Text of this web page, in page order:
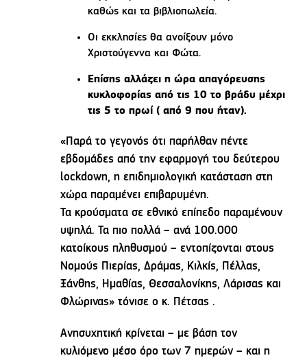
καθώς και τα βιβλιοπωλεία.
Οι εκκλησίες θα ανοίξουν μόνο
Χριστούγεννα και Φώτα.
Επίσης αλλάζει η ώρα απαγόρευσης
κυκλοφορίας από τις 10 το βράδυ μέχρι
τις 5 το πρωί ( από 9 που ήταν).
«Παρά το γεγονός ότι παρήλθαν πέντε
εβδομάδες από την εφαρμογή του δεύτερου
lockdown, η επιδημιολογική κατάσταση στη
χώρα παραμένει επιβαρυμένη.
Τα κρούσματα σε εθνικό επίπεδο παραμένουν
υψηλά. Τα πιο πολλά – ανά 100.000
κατοίκους πληθυσμού – εντοπίζονται στους
Νομούς Πιερίας, Δράμας, Κιλκίς, Πέλλας,
Ξάνθης, Ημαθίας, Θεσσαλονίκης, Λάρισας και
Φλώρινας» τόνισε ο κ. Πέτσας .
Ανησυχητική κρίνεται – με βάση τον
κυλιόμενο μέσο όρο των 7 ημερών – και η